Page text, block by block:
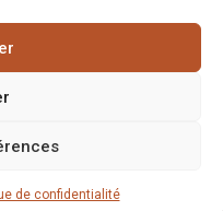
de confidentialité